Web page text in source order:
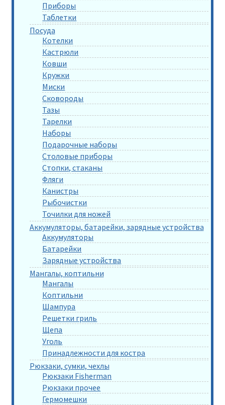
Приборы
Таблетки
Посуда
Котелки
Кастрюли
Ковши
Кружки
Миски
Сковороды
Тазы
Тарелки
Наборы
Подарочные наборы
Столовые приборы
Стопки, стаканы
Фляги
Канистры
Рыбочистки
Точилки для ножей
Аккумуляторы, батарейки, зарядные устройства
Аккумуляторы
Батарейки
Зарядные устройства
Мангалы, коптильни
Мангалы
Коптильни
Шампура
Решетки гриль
Щепа
Уголь
Принадлежности для костра
Рюкзаки, сумки, чехлы
Рюкзаки Fisherman
Рюкзаки прочее
Гермомешки